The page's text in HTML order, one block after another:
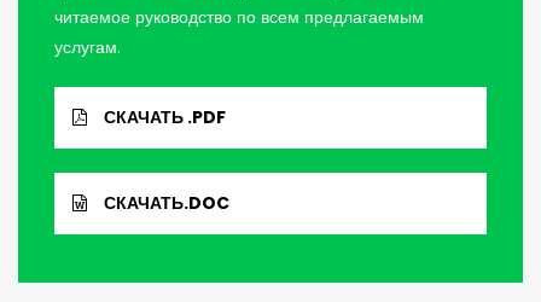
читаемое руководство по всем предлагаемым
услугам.
СКАЧАТЬ .PDF
СКАЧАТЬ.DOC